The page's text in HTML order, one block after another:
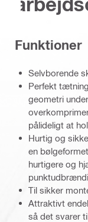
Funktioner
Selvborende
Perfekt
geometri
pålideligt at
Hurtig og
en
hurtigere og
Til sikker
Attraktivt
så det svarer